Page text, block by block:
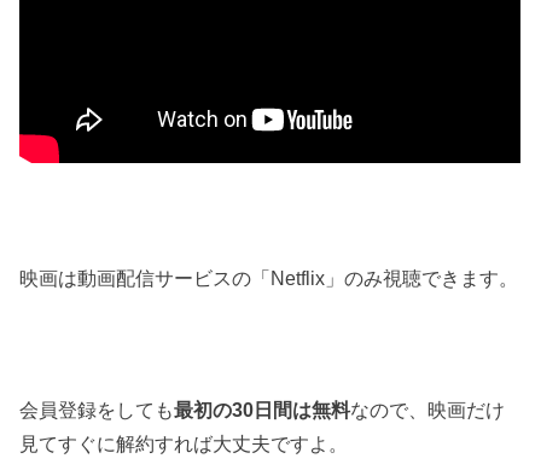
映画は動画配信サービスの「Netflix」のみ視聴できます。
会員登録をしても最初の30日間は無料なので、映画だけ
見てすぐに解約すれば大丈夫ですよ。